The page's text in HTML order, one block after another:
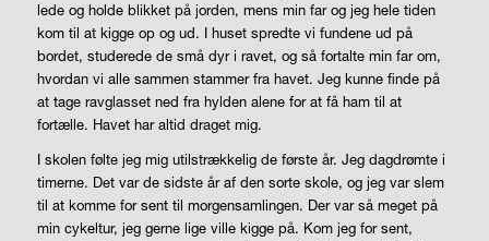
lede og holde blikket på jorden, mens min far og jeg hele tiden
kom til at kigge op og ud. I huset spredte vi fundene ud på
bordet, studerede de små dyr i ravet, og så fortalte min far om,
hvordan vi alle sammen stammer fra havet. Jeg kunne finde på
at tage ravglasset ned fra hylden alene for at få ham til at
fortælle. Havet har altid draget mig.
I skolen følte jeg mig utilstrækkelig de første år. Jeg dagdrømte i
timerne. Det var de sidste år af den sorte skole, og jeg var slem
til at komme for sent til morgensamlingen. Der var så meget på
min cykeltur, jeg gerne lige ville kigge på. Kom jeg for sent,